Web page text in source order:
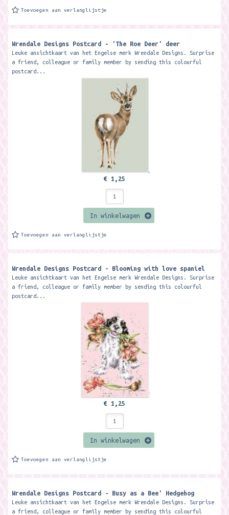
Toevoegen aan verlanglijstje
Wrendale Designs Postcard - 'The Roe Deer' deer
Leuke ansichtkaart van het Engelse merk Wrendale Designs. Surprise
a friend, colleague or family member by sending this colourful
postcard...
€ 1,25
In winkelwagen
Toevoegen aan verlanglijstje
Wrendale Designs Postcard - Blooming with love spaniel
Leuke ansichtkaart van het Engelse merk Wrendale Designs. Surprise
a friend, colleague or family member by sending this colourful
postcard...
€ 1,25
In winkelwagen
Toevoegen aan verlanglijstje
Wrendale Designs Postcard - Busy as a Bee' Hedgehog
Leuke ansichtkaart van het Engelse merk Wrendale Designs. Surprise
a friend, colleague or family member by sending this colourful